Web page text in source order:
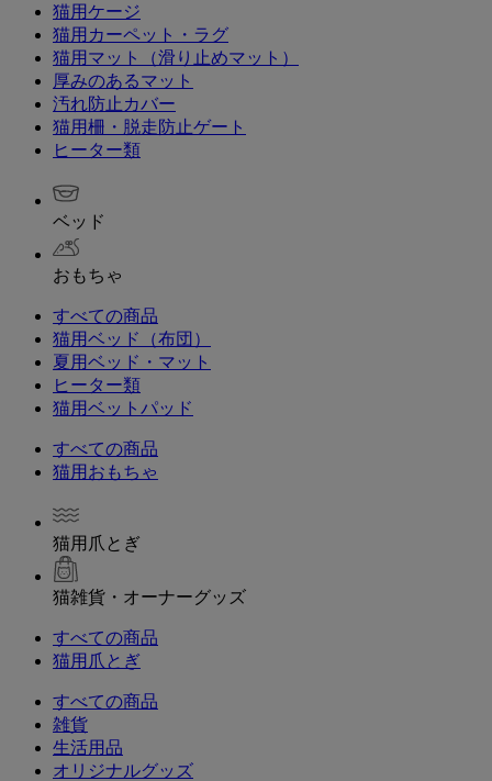
猫用ケージ
猫用カーペット・ラグ
猫用マット（滑り止めマット）
厚みのあるマット
汚れ防止カバー
猫用柵・脱走防止ゲート
ヒーター類
ベッド
おもちゃ
すべての商品
猫用ベッド（布団）
夏用ベッド・マット
ヒーター類
猫用ベットパッド
すべての商品
猫用おもちゃ
猫用爪とぎ
猫雑貨・オーナーグッズ
すべての商品
猫用爪とぎ
すべての商品
雑貨
生活用品
オリジナルグッズ